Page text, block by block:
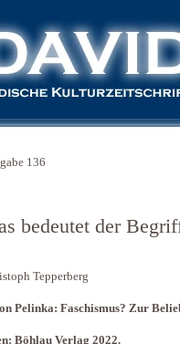
136
bedeutet der
Tepperberg
Pelinka: Faschismus? Zur
Böhlau Verlag 2022.